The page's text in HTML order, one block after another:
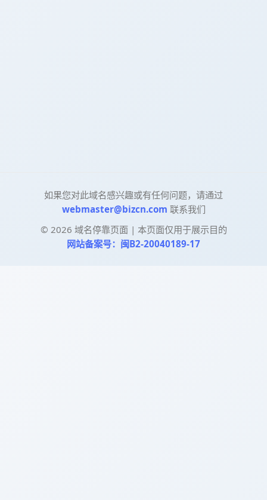
如果您对此域名感兴趣或有任何问题，请通过
webmaster@bizcn.com 联系我们
© 2026 域名停靠页面 | 本页面仅用于展示目的
网站备案号：闽B2-20040189-17